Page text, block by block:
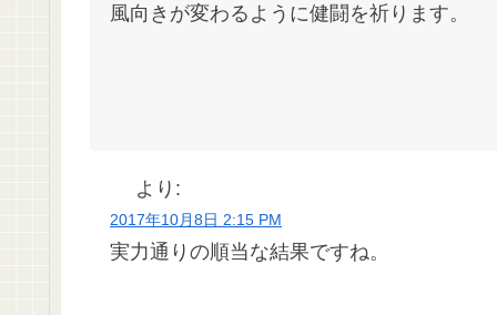
風向きが変わるように健闘を祈ります。
より:
2017年10月8日 2:15 PM
実力通りの順当な結果ですね。